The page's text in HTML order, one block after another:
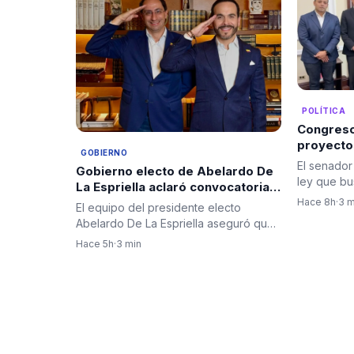
GOBIERNO
Gobierno electo de Abelardo De
La Espriella aclaró convocatoria a
diplomáticos para su posesión y
negó criterios políticos
El equipo del presidente electo
Abelardo De La Espriella aseguró que
la invitación al cuerpo…
Hace 5h·3 min
POLÍTICA
blindar
del país
El
ley que
Hace 8h·3